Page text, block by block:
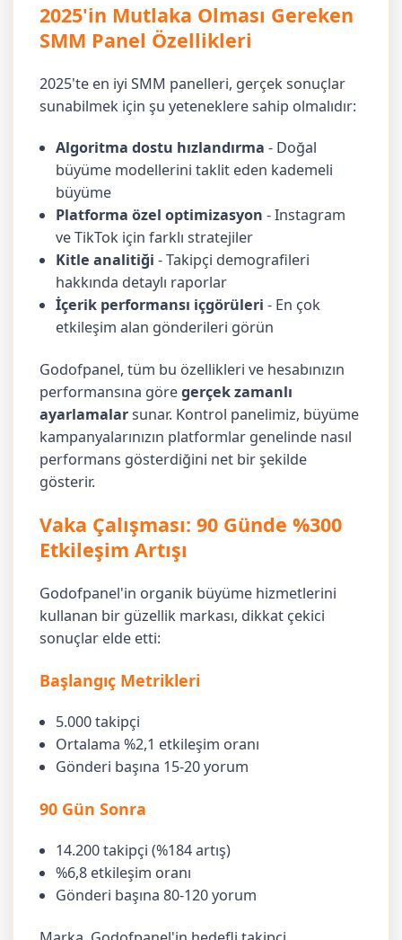
2025'in Mutlaka Olması Gereken
SMM Panel Özellikleri
2025'te en iyi SMM panelleri, gerçek sonuçlar
sunabilmek için şu yeteneklere sahip olmalıdır:
Algoritma dostu hızlandırma - Doğal
büyüme modellerini taklit eden kademeli
büyüme
Platforma özel optimizasyon - Instagram
ve TikTok için farklı stratejiler
Kitle analitiği - Takipçi demografileri
hakkında detaylı raporlar
İçerik performansı içgörüleri - En çok
etkileşim alan gönderileri görün
Godofpanel, tüm bu özellikleri ve hesabınızın
performansına göregerçek zamanlı
ayarlamalarsunar. Kontrol panelimiz, büyüme
kampanyalarınızın platformlar genelinde nasıl
performans gösterdiğini net bir şekilde
gösterir.
Vaka Çalışması: 90 Günde %300
Etkileşim Artışı
Godofpanel'in organik büyüme hizmetlerini
kullanan bir güzellik markası, dikkat çekici
sonuçlar elde etti:
Başlangıç Metrikleri
5.000 takipçi
Ortalama %2,1 etkileşim oranı
Gönderi başına 15-20 yorum
90 Gün Sonra
14.200 takipçi (%184 artış)
%6,8 etkileşim oranı
Gönderi başına 80-120 yorum